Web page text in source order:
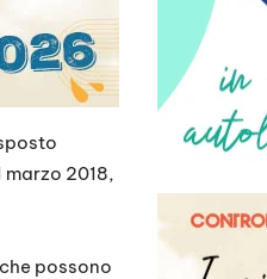
2018,
possono